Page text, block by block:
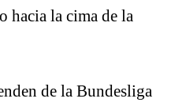
hacia la cima de la
de la Bundesliga